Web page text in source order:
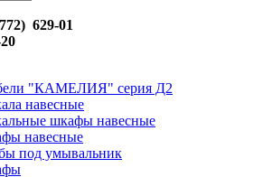
629-01
"КАМЕЛИЯ" серия Д2
навесные
шкафы навесные
навесные
под умывальник